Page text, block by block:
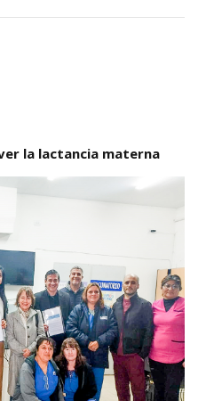
la lactancia materna